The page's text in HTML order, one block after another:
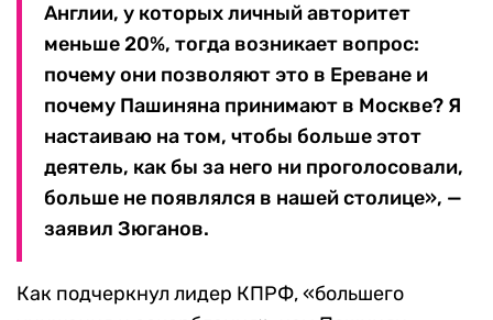
Англии, у которых личный авторитет
меньше 20%, тогда возникает вопрос:
почему они позволяют это в Ереване и
почему Пашиняна принимают в Москве? Я
настаиваю на том, чтобы больше этот
деятель, как бы за него ни проголосовали,
больше не появлялся в нашей столице», —
заявил Зюганов.
Как подчеркнул лидер КПРФ, «большего